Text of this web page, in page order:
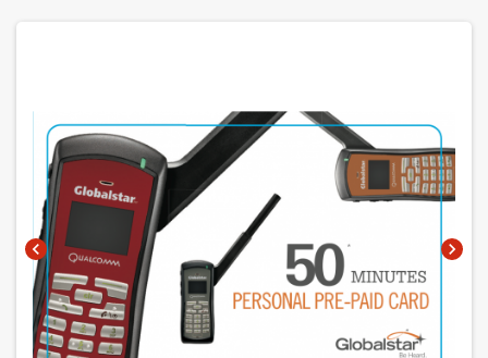
chevron_left chevron_right